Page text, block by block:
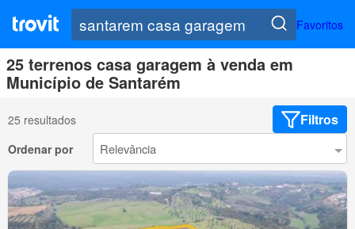
Favoritos
25 terrenos casa garagem à venda em
Município de Santarém
25 resultados Filtros
Ordenar por